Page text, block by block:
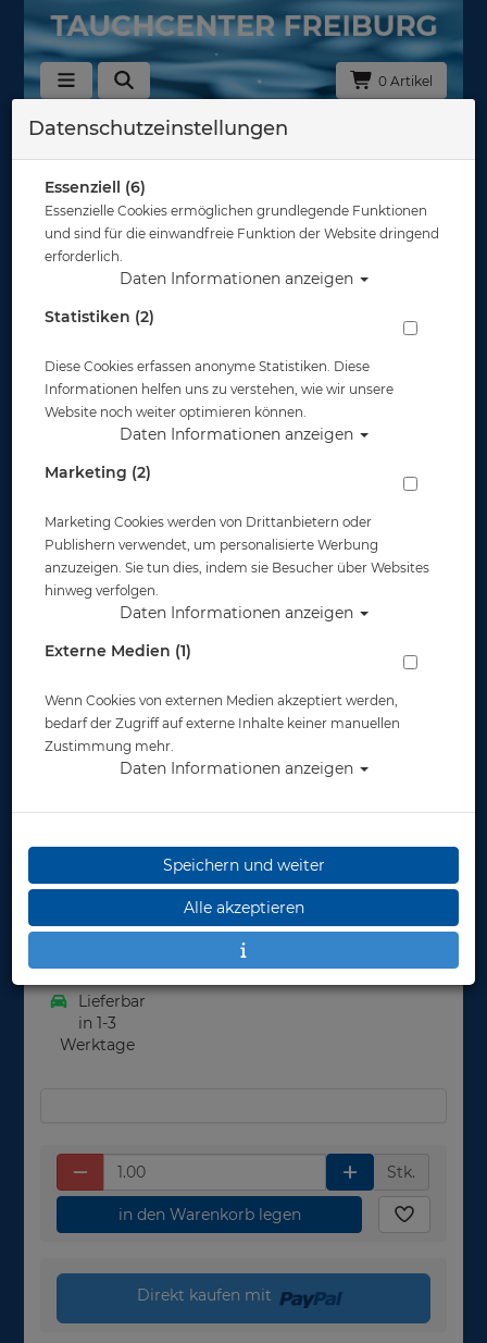
0 Artikel
Zurück
Cressi Flossen Agua - Blau - Gr. 43/44
Artikelnr.: cre-CA206243
Herstellerpreis: 34,99 €
35,00 €
Lieferbar
in 1-3
Werktage
Stk.
in den Warenkorb legen
Direkt kaufen mit
Datenschutzeinstellungen
Essenziell (6)
Essenzielle Cookies ermöglichen grundlegende Funktionen
und sind für die einwandfreie Funktion der Website dringend
erforderlich.
Daten Informationen anzeigen
Statistiken (2)
Diese Cookies erfassen anonyme Statistiken. Diese
Informationen helfen uns zu verstehen, wie wir unsere
Website noch weiter optimieren können.
Daten Informationen anzeigen
Marketing (2)
Marketing Cookies werden von Drittanbietern oder
Publishern verwendet, um personalisierte Werbung
anzuzeigen. Sie tun dies, indem sie Besucher über Websites
hinweg verfolgen.
Daten Informationen anzeigen
Externe Medien (1)
Wenn Cookies von externen Medien akzeptiert werden,
bedarf der Zugriff auf externe Inhalte keiner manuellen
Zustimmung mehr.
Daten Informationen anzeigen
Speichern und weiter
Alle akzeptieren